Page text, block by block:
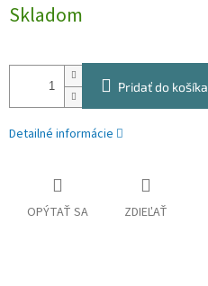
cena:
Skladom
Pridať do košíka
Detailné informácie
OPÝTAŤ SA ZDIEĽAŤ